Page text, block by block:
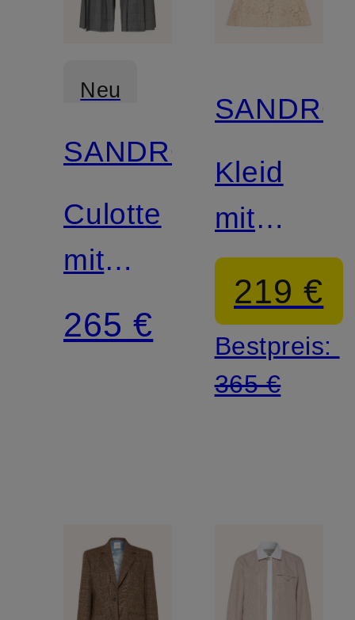
Neu
SANDRO
Culotte
mit
Schmucksteinen
265 €
SANDRO
Kleid
mit
Spitze
219 €
Bestpreis:
365 €